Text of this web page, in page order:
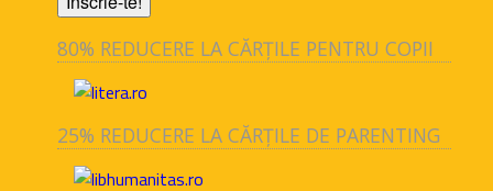
80% REDUCERE LA CĂRȚILE PENTRU COPII
25% REDUCERE LA CĂRȚILE DE PARENTING